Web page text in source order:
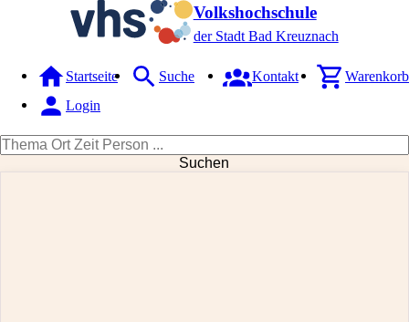
Volkshochschule
der Stadt Bad Kreuznach
Startseite Suche Kontakt
Warenkorb
Login
Suchen